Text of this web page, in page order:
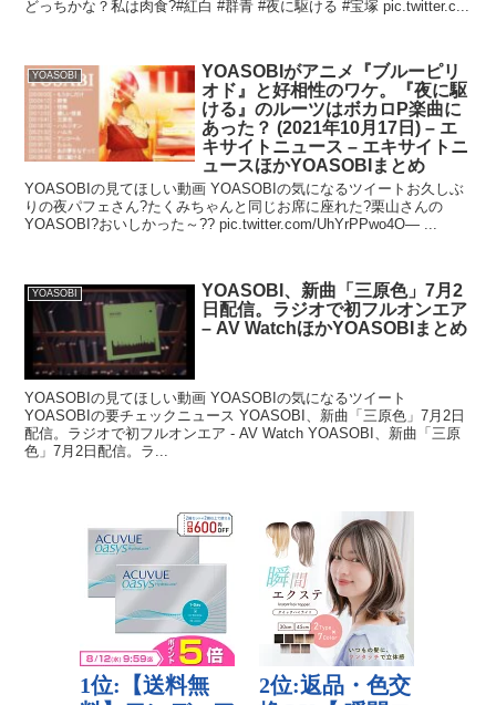
どっちかな？私は肉食?#紅白 #群青 #夜に駆ける #宝塚 pic.twitter.c...
YOASOBI
YOASOBIがアニメ『ブルーピリ
オド』と好相性のワケ。『夜に駆
ける』のルーツはボカロP楽曲に
あった？ (2021年10月17日) – エ
キサイトニュース – エキサイトニ
ュースほかYOASOBIまとめ
YOASOBIの見てほしい動画 YOASOBIの気になるツイートお久しぶ
りの夜パフェさん?たくみちゃんと同じお席に座れた?栗山さんの
YOASOBI?おいしかった～?? pic.twitter.com/UhYrPPwo4O— ...
YOASOBI
YOASOBI、新曲「三原色」7月2
日配信。ラジオで初フルオンエア
– AV WatchほかYOASOBIまとめ
YOASOBIの見てほしい動画 YOASOBIの気になるツイート
YOASOBIの要チェックニュース YOASOBI、新曲「三原色」7月2日
配信。ラジオで初フルオンエア - AV Watch YOASOBI、新曲「三原
色」7月2日配信。ラ...